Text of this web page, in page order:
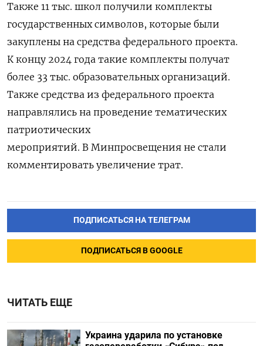
Также 11 тыс. школ получили комплекты
государственных символов, которые были
закуплены на средства федерального проекта.
К концу 2024 года такие комплекты получат
более 33 тыс. образовательных организаций.
Также средства из федерального проекта
направлялись на проведение тематических
патриотических
мероприятий. В Минпросвещения не стали
комментировать увеличение трат.
ПОДПИСАТЬСЯ НА ТЕЛЕГРАМ
ПОДПИСАТЬСЯ В GOOGLE
ЧИТАТЬ ЕЩЕ
Украина ударила по установке